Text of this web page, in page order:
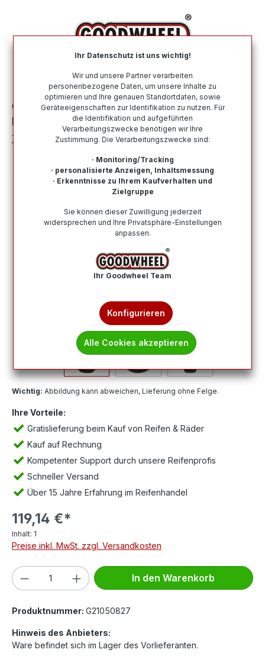
Ganzjahresreifen Nach Größe 215 60 R16
HANKOOK KINERGY 4S 2 215/60R16 99V
XL
Wichtig: Abbildung kann abweichen, Lieferung ohne Felge.
Ihre Vorteile:
Gratislieferung beim Kauf von Reifen & Räder
Kauf auf Rechnung
Kompetenter Support durch unsere Reifenprofis
Schneller Versand
Über 15 Jahre Erfahrung im Reifenhandel
119,14 €*
Inhalt: 1
Preise inkl. MwSt. zzgl. Versandkosten
Produkt Anzahl: Gib den gewünschten
In den Warenkorb
Produktnummer: G21050827
Hinweis des Anbieters:
Ware befindet sich im Lager des Vorlieferanten.
Ihr Datenschutz ist uns wichtig!
Wir und unsere Partner verarbeiten
personenbezogene Daten, um unsere Inhalte zu
optimieren und Ihre genauen Standortdaten, sowie
Geräteeigenschaften zur Identifikation zu nutzen. Für
die Identifikation und aufgeführten
Verarbeitungszwecke benötigen wir Ihre
Zustimmung. Die Verarbeitungszwecke sind:
· Monitoring/Tracking
· personalisierte Anzeigen, Inhaltsmessung
· Erkenntnisse zu Ihrem Kaufverhalten und
Zielgruppe
Sie können dieser Zuwilligung jederzeit
widersprechen und Ihre Privatsphäre-Einstellungen
anpassen.
Ihr Goodwheel Team
Konfigurieren
Alle Cookies akzeptieren